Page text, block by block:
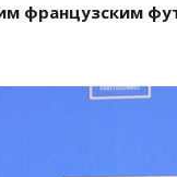
французским